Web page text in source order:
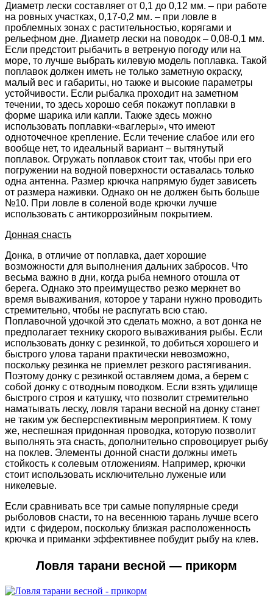
Диаметр лески составляет от 0,1 до 0,12 мм. – при работе
на ровных участках, 0,17-0,2 мм. – при ловле в
проблемных зонах с растительностью, корягами и
рельефном дне. Диаметр лески на поводок – 0,08-0,1 мм.
Если предстоит рыбачить в ветреную погоду или на
море, то лучше выбрать килевую модель поплавка. Такой
поплавок должен иметь не только заметную окраску,
малый вес и габариты, но также и высокие параметры
устойчивости. Если рыбалка проходит на заметном
течении, то здесь хорошо себя покажут поплавки в
форме шарика или капли. Также здесь можно
использовать поплавки-«ваглеры», что имеют
одноточечное крепление. Если течение слабое или его
вообще нет, то идеальный вариант – вытянутый
поплавок. Огружать поплавок стоит так, чтобы при его
погружении на водной поверхности оставалась только
одна антенна. Размер крючка напрямую будет зависеть
от размера наживки. Однако он не должен быть больше
№10. При ловле в соленой воде крючки лучше
использовать с антикоррозийным покрытием.
Донная снасть
Донка, в отличие от поплавка, дает хорошие
возможности для выполнения дальних забросов. Что
весьма важно в дни, когда рыба немного отошла от
берега. Однако это преимущество резко меркнет во
время вываживания, которое у тарани нужно проводить
стремительно, чтобы не распугать всю стаю.
Поплавочной удочкой это сделать можно, а вот донка не
предполагает технику скорого вываживания рыбы. Если
использовать донку с резинкой, то добиться хорошего и
быстрого улова тарани практически невозможно,
поскольку резинка не приемлет резкого растягивания.
Поэтому донку с резинкой оставляем дома, а берем с
собой донку с отводным поводком. Если взять удилище
быстрого строя и катушку, что позволит стремительно
наматывать леску, ловля тарани весной на донку станет
не таким уж бесперспективным мероприятием. К тому
же, неспешная придонная проводка, которую позволит
выполнять эта снасть, дополнительно спровоцирует рыбу
на поклев. Элементы донной снасти должны иметь
стойкость к солевым отложениям. Например, крючки
стоит использовать исключительно луженые или
никелевые.
Если сравнивать все три самые популярные среди
рыболовов снасти, то на весеннюю тарань лучше всего
идти с фидером, поскольку близкая расположенность
крючка и приманки эффективнее побудит рыбу на клев.
Ловля тарани весной — прикорм